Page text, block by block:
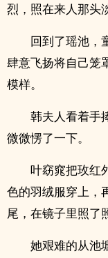
烈，照在来人那头
回到了瑶池，
肆意飞扬将自己笼
模样。
韩夫人看着手
微微愣了一下。
叶窈窕把玫红
色的羽绒服穿上，
尾，在镜子里照了
她艰难的从池